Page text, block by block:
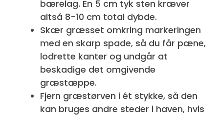
bærelag. En 5 cm tyk sten kræver
altså 8-10 cm total dybde.
Skær græsset omkring markeringen
med en skarp spade, så du får pæne,
lodrette kanter og undgår at
beskadige det omgivende
græstæppe.
Fjern græstørven i ét stykke, så den
kan bruges andre steder i haven, hvis